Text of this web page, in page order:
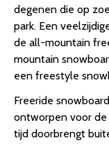
degenen die op
park. Een
de all-mountain
mountain
een freestyle
Freeride
ontworpen voor
tijd doorbrengt